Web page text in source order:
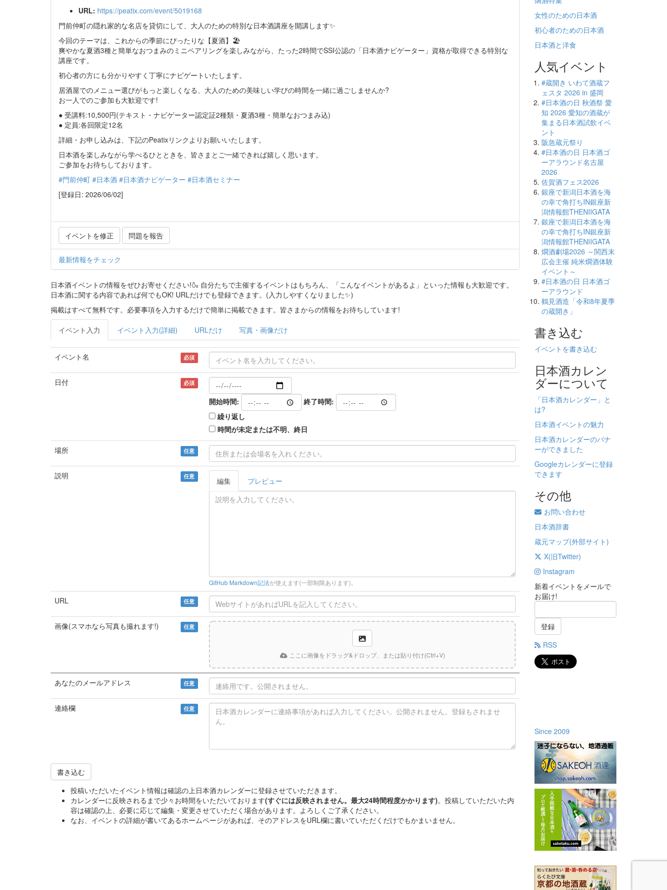
URL: https://peatix.com/event/5019168
門前仲町の隠れ家的な名店を貸切にして、大人のための特別な日本酒講座を開講します✨
今回のテーマは、これからの季節にぴったりな【夏酒】🏖️
爽やかな夏酒3種と簡単なおつまみのミニペアリングを楽しみながら、たった2時間でSSI公認の「日本酒ナビゲーター」資格が取得できる特別な
講座です。
初心者の方にも分かりやすく丁寧にナビゲートいたします。
居酒屋でのメニュー選びがもっと楽しくなる、大人のための美味しい学びの時間を一緒に過ごしませんか?
お一人でのご参加も大歓迎です!
● 受講料:10,500円(テキスト・ナビゲーター認定証2種類・夏酒3種・簡単なおつまみ込)
● 定員:各回限定12名
詳細・お申し込みは、下記のPeatixリンクよりお願いいたします。
日本酒を楽しみながら学べるひとときを、皆さまとご一緒できれば嬉しく思います。
ご参加をお待ちしております。
#門前仲町 #日本酒 #日本酒ナビゲーター #日本酒セミナー
[登録日: 2026/06/02]
イベントを修正 問題を報告
最新情報をチェック
日本酒イベントの情報をぜひお寄せください!🍶 自分たちで主催するイベントはもちろん、「こんなイベントがあるよ」といった情報も大歓迎です。
日本酒に関する内容であれば何でもOK! URLだけでも登録できます。(入力しやすくなりました✨)
掲載はすべて無料です。必要事項を入力するだけで簡単に掲載できます。皆さまからの情報をお待ちしています!
イベント入力 イベント入力(詳細) URLだけ 写真・画像だけ
イベント名 必須
日付 必須
開始時間:
終了時間:
繰り返し
時間が未定または不明、終日
場所 任意
説明 任意 編集 プレビュー
GitHub Markdown記法が使えます(一部制限あります)。
URL 任意
画像(スマホなら写真も撮れます!) 任意
ここに画像をドラッグ&ドロップ、または貼り付け(Ctrl+V)
あなたのメールアドレス 任意
連絡欄 任意
書き込む
投稿いただいたイベント情報は確認の上日本酒カレンダーに登録させていただきます。
カレンダーに反映されるまで少々お時間をいただいております(すぐには反映されません。最大24時間程度かかります)。投稿していただいた内
容は確認の上、必要に応じて編集・変更させていただく場合があります。よろしくご了承ください。
なお、イベントの詳細が書いてあるホームページがあれば、そのアドレスをURL欄に書いていただくだけでもかまいません。
女性のための日本酒
初心者のための日本酒
日本酒と洋食
人気イベント
#蔵開き いわて酒蔵フ
ェスタ 2026 in 盛岡
#日本酒の日 秋酒祭 愛
知 2026 愛知の酒蔵が
集まる日本酒試飲イベ
ント
阪急蔵元祭り
#日本酒の日 日本酒ゴ
ーアラウンド名古屋
2026
佐賀酒フェス2026
銀座で新潟日本酒を海
の幸で角打ちIN銀座新
潟情報館THENIIGATA
銀座で新潟日本酒を海
の幸で角打ちIN銀座新
潟情報館THENIIGATA
燗酒劇場2026 ～関西末
広会主催 純米燗酒体験
イベント～
#日本酒の日 日本酒ゴ
ーアラウンド
鶴見酒造「令和8年夏季
の蔵開き」
書き込む
イベントを書き込む
日本酒カレン
ダーについて
「日本酒カレンダー」と
は?
日本酒イベントの魅力
日本酒カレンダーのバナ
ーができました
Googleカレンダーに登録
できます
その他
お問い合わせ
日本酒辞書
蔵元マップ(外部サイト)
X(旧Twitter)
Instagram
新着イベントをメールで
お届け!
登録
RSS
Since 2009